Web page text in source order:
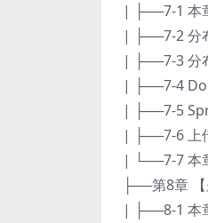
| ├──7-1 本
| ├──7-2 分
| ├──7-3 分
| ├──7-4
| ├──7-5
| ├──7-6 上
| └──7-7 本
├──第8章
| ├──8-1 本